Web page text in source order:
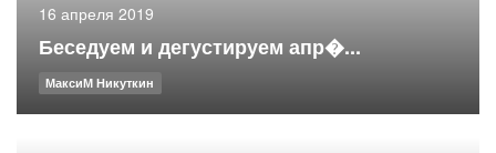
16 апреля 2019
Беседуем и дегустируем апр�...
МаксиМ Никуткин